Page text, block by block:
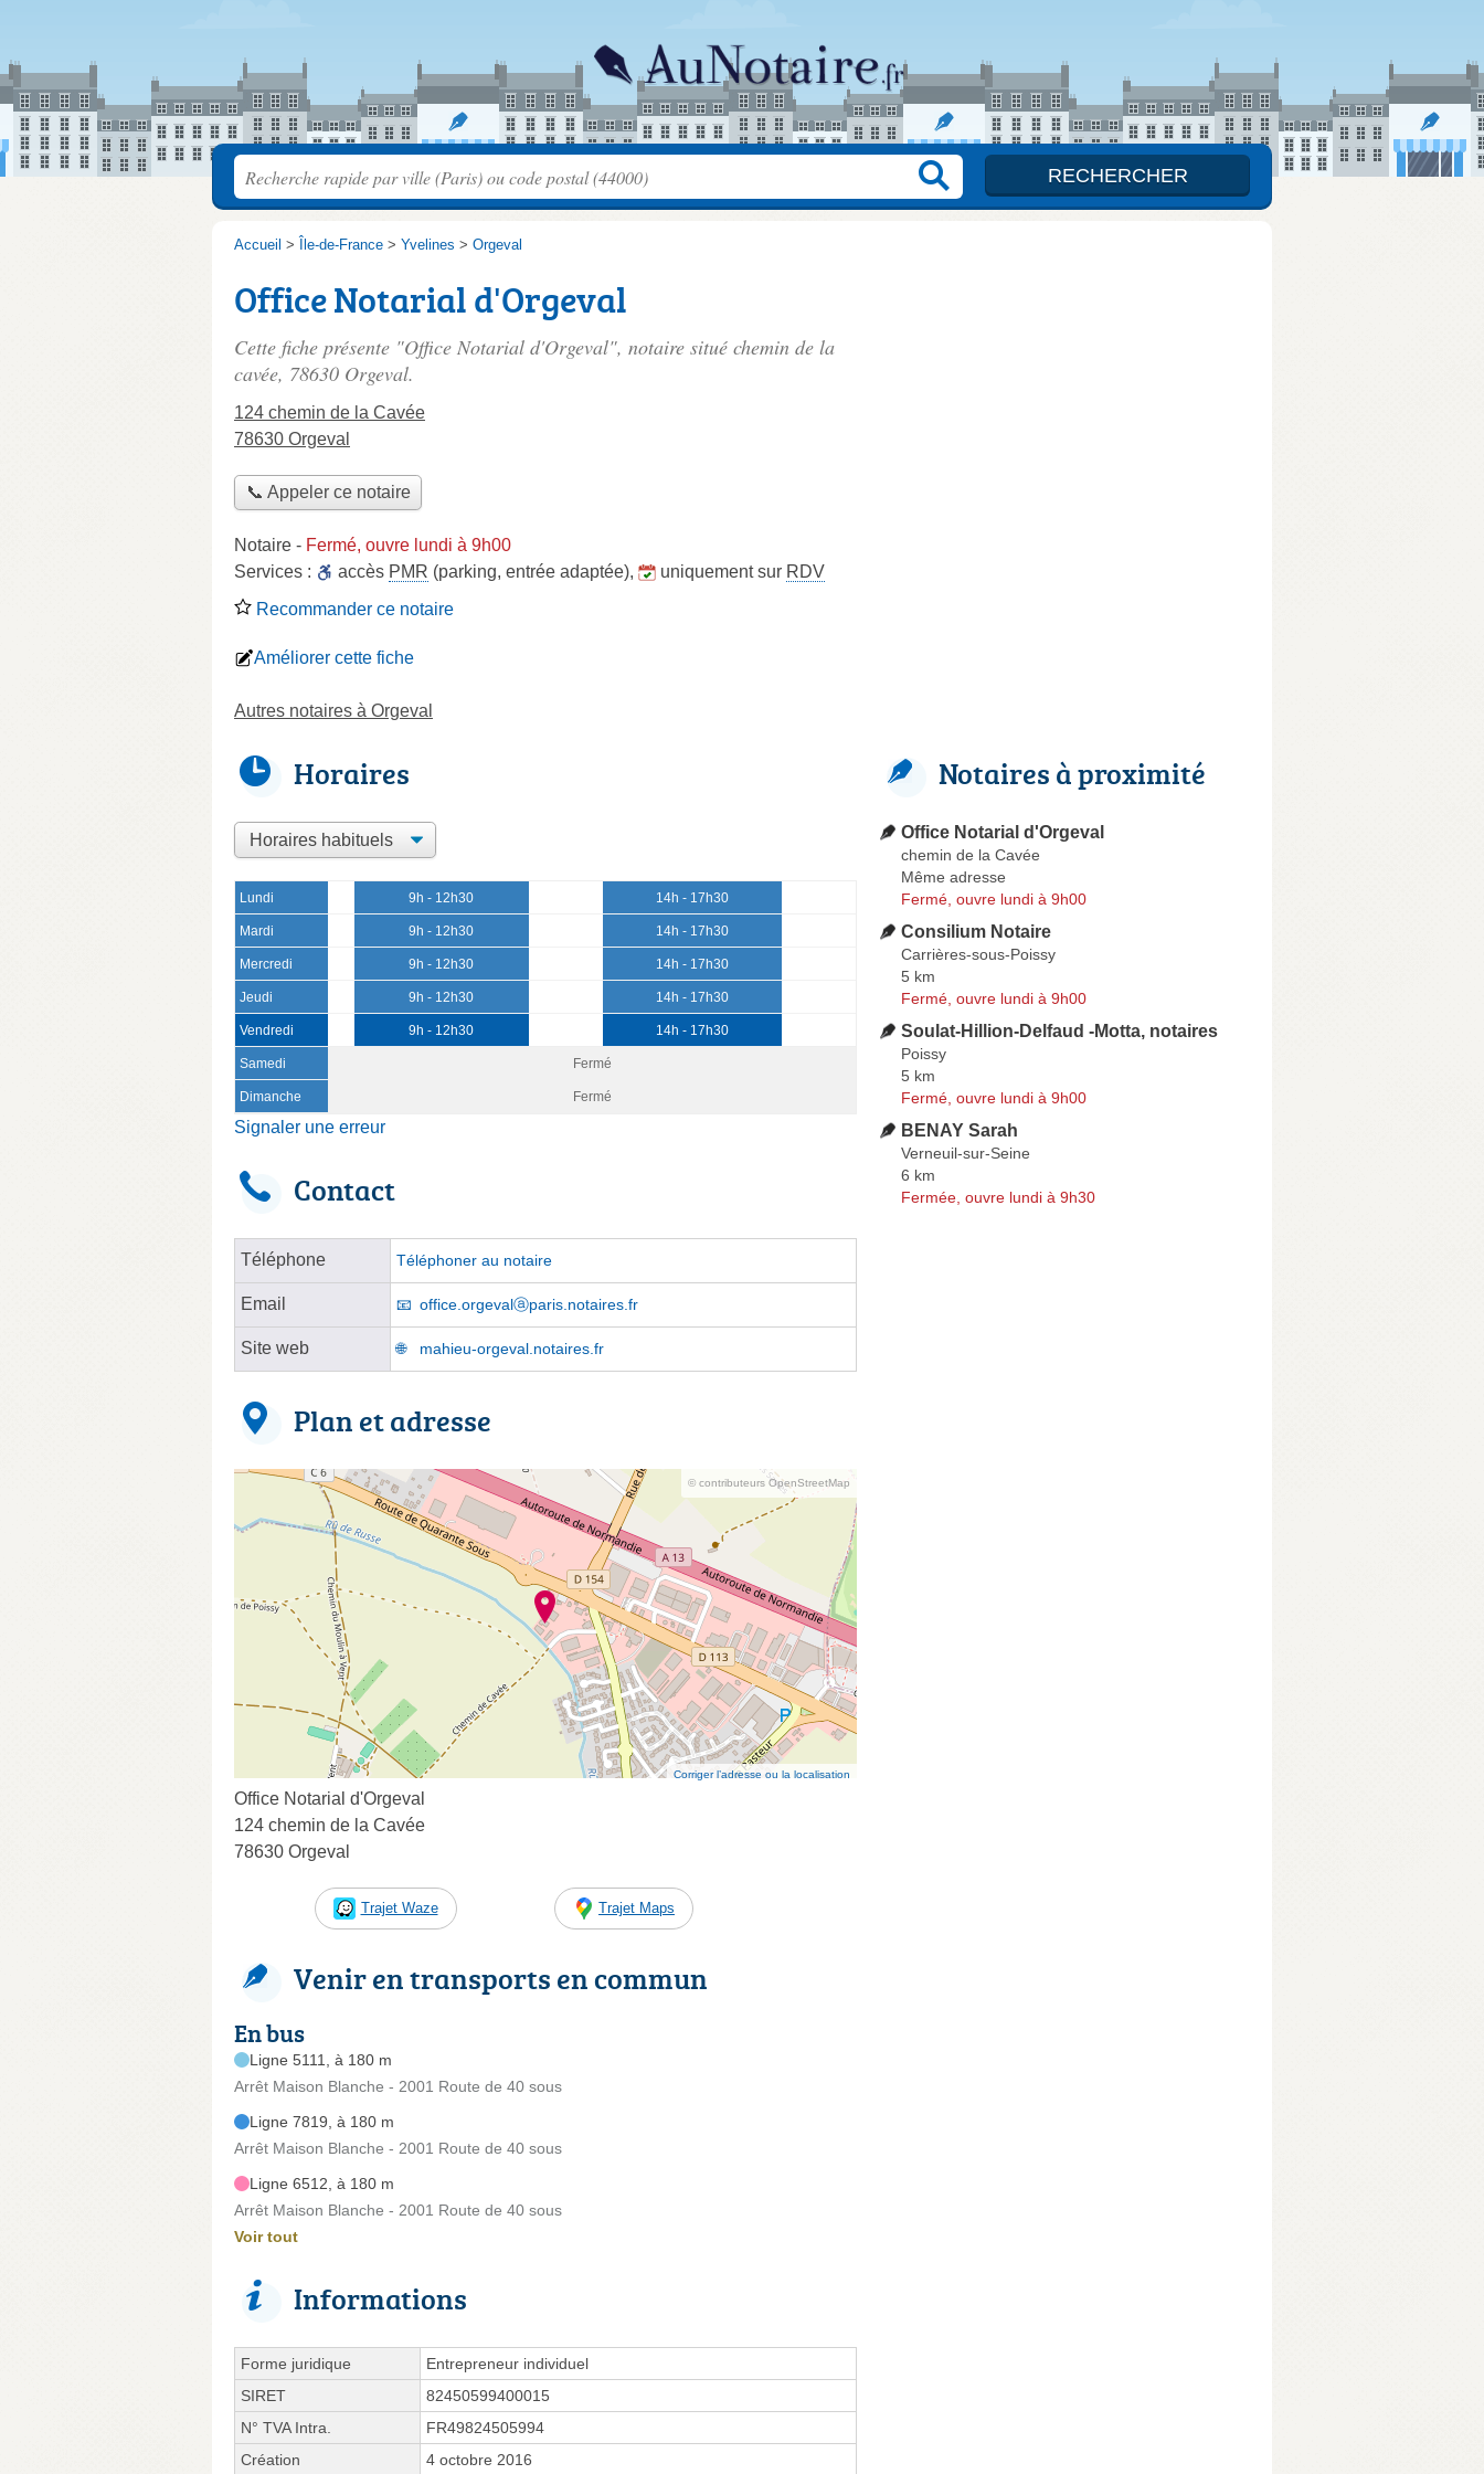
Accueil > Île-de-France > Yvelines > Orgeval
Office Notarial d'Orgeval
Cette fiche présente "Office Notarial d'Orgeval", notaire situé chemin de la
cavée, 78630 Orgeval.
124 chemin de la Cavée
78630 Orgeval
📞 Appeler ce notaire
Notaire - Fermé, ouvre lundi à 9h00
Services :
accès PMR (parking, entrée adaptée), uniquement sur RDV
Recommander ce notaire
Améliorer cette fiche
Autres notaires à Orgeval
Horaires
Lundi 9h - 12h30 14h - 17h30
Mardi 9h - 12h30 14h - 17h30
Mercredi 9h - 12h30 14h - 17h30
Jeudi 9h - 12h30 14h - 17h30
Vendredi 9h - 12h30 14h - 17h30
Samedi Fermé
Dimanche Fermé
Signaler une erreur
Contact
Téléphone Téléphoner au notaire
Email office.orgevalⓐparis.notaires.fr
Site web mahieu-orgeval.notaires.fr
Plan et adresse
© contributeurs OpenStreetMap
Corriger l’adresse ou la localisation
Office Notarial d'Orgeval
124 chemin de la Cavée
78630 Orgeval
Trajet Waze Trajet Maps
Venir en transports en commun
En bus
Ligne 5111, à 180 m
Arrêt Maison Blanche - 2001 Route de 40 sous
Ligne 7819, à 180 m
Arrêt Maison Blanche - 2001 Route de 40 sous
Ligne 6512, à 180 m
Arrêt Maison Blanche - 2001 Route de 40 sous
Voir tout
Informations
Forme juridique
Entrepreneur individuel
SIRET
82450599400015
N° TVA Intra.
FR49824505994
Création
4 octobre 2016
Notaires à proximité
Office Notarial d'Orgeval
chemin de la Cavée
Même adresse
Fermé, ouvre lundi à 9h00
Consilium Notaire
Carrières-sous-Poissy
5 km
Fermé, ouvre lundi à 9h00
Soulat-Hillion-Delfaud -Motta, notaires
Poissy
5 km
Fermé, ouvre lundi à 9h00
BENAY Sarah
Verneuil-sur-Seine
6 km
Fermée, ouvre lundi à 9h30